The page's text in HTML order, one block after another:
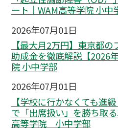
ート｜WAM高等学院 小中
2026年07月01日
【最大月2万円】東京都
助成金を徹底解説【2026
院 小中学部
2026年07月01日
【学校に行かなくても進
で「出席扱い」を勝ち取
高等学院 小中学部